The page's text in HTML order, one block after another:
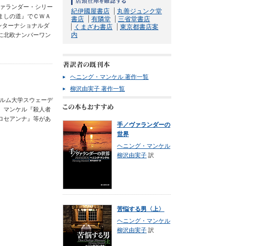
紀伊國屋書店
丸善ジュンク堂
書店
有隣堂
三省堂書店
くまざわ書店
東京都書店案
内
ヘニング・マンケル 著作一覧
柳沢由実子 著作一覧
手／ヴァランダーの
世界
ヘニング・マンケル
柳沢由実子 訳
苦悩する男〈上〉
ヘニング・マンケル
柳沢由実子 訳
ランダー・シリー
しの道』でＣＷＡ
ターナショナルダ
北欧ナンバーワン
ム大学スウェーデ
マンケル『殺人者
セアンナ』等があ